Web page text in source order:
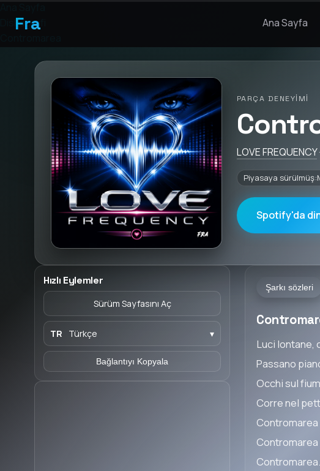
Fra Ana Sayfa
Diskografi
PARÇA DENEYIMI
LOVE FREQUENCY
Piyasaya
Spotify'da
Hızlı Eylemler
Sürüm Sayfasını Aç
TR Türkçe ▾
Bağlantıyı Kopyala
Şarkı sözleri
Luci lontane,
Passano
Occhi sul
Corre nel
Contromarea
Contromarea